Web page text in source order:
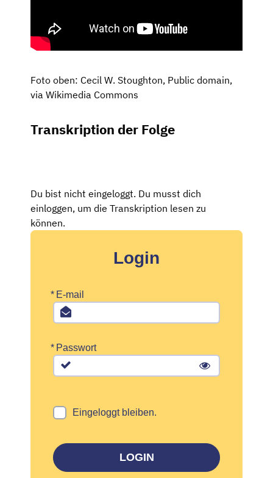
Foto oben: Cecil W. Stoughton, Public domain,
via Wikimedia Commons
Transkription der Folge
Du bist nicht eingeloggt. Du musst dich
einloggen, um die Transkription lesen zu
können.
Login
* E-mail
* Passwort
Eingeloggt bleiben.
LOGIN